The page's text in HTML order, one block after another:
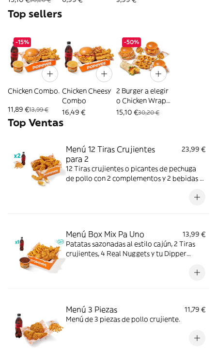
Top sellers
-15%
Chicken Combo.
11,89 €13,99 €
Chicken Cheesy
Combo
16,49 €
-50%
2 Burger a elegir
o Chicken Wrap
+ 2 Patatas + 10
15,10 €30,20 €
Top Ventas
Menú 12 Tiras Crujientes
para 2
23,99 €
12 Tiras crujientes o picantes de pechuga
de pollo con 2 complementos y 2 bebidas a
Menú Box Mix Pa Uno
13,99 €
Patatas sazonadas al estilo cajún, 2 Tiras
crujientes, 4 Real Nuggets y tu Dipper
Menú 3 Piezas
11,79 €
Menú de 3 piezas de pollo crujiente.